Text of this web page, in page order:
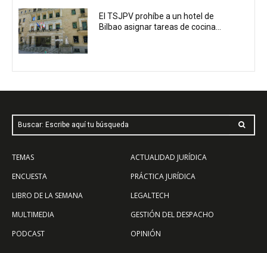
El TSJPV prohíbe a un hotel de
Bilbao asignar tareas de cocina...
Buscar: Escribe aquí tu búsqueda
TEMAS
ENCUESTA
LIBRO DE LA SEMANA
MULTIMEDIA
PODCAST
ACTUALIDAD JURÍDICA
PRÁCTICA JURÍDICA
LEGALTECH
GESTIÓN DEL DESPACHO
OPINIÓN